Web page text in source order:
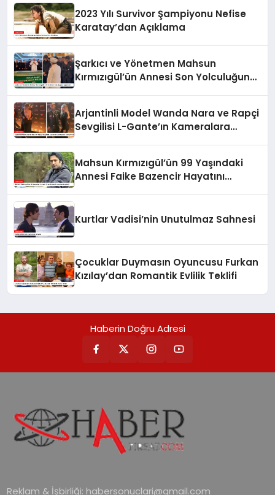
2023 Yılı Survivor Şampiyonu Nefise
Karatay’dan Açıklama
Şarkıcı ve Yönetmen Mahsun
Kırmızıgül’ün Annesi Son Yolculuğuna
Arjantinli Model Wanda Nara ve Rapçi
Sevgilisi L-Gante’ın Kameralara
Mahsun Kırmızıgül’ün 99 Yaşındaki
Annesi Faike Bazencir Hayatını
Kurtlar Vadisi’nin Unutulmaz Sahnesi
Çocuklar Duymasın Oyuncusu Furkan
Kızılay’dan Romantik Evlilik Teklifi
Haberin Doğru Adresi
Reklam & İşbirliği: habersonuclari@gmail.com